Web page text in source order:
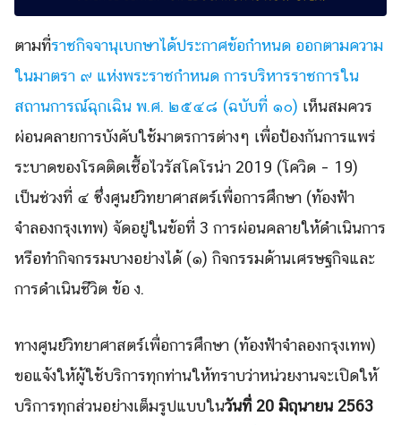
ตามที่ราชกิจจานุเบกษาได้ประกาศข้อกำหนด ออกตามความ
ในมาตรา ๙ แห่งพระราชกำหนด การบริหารราชการใน
สถานการณ์ฉุกเฉิน พ.ศ. ๒๕๔๘ (ฉบับที่ ๑๐) เห็นสมควร
ผ่อนคลายการบังคับใช้มาตรการต่างๆ เพื่อป้องกันการแพร่
ระบาดของโรคติดเชื้อไวรัสโคโรน่า 2019 (โควิด – 19)
เป็นช่วงที่ ๔ ซึ่งศูนย์วิทยาศาสตร์เพื่อการศึกษา (ท้องฟ้า
จำลองกรุงเทพ) จัดอยู่ในข้อที่ 3 การผ่อนคลายให้ดำเนินการ
หรือทำกิจกรรมบางอย่างได้ (๑) กิจกรรมด้านเศรษฐกิจและ
การดำเนินชีวิต ข้อ ง.
ทางศูนย์วิทยาศาสตร์เพื่อการศึกษา (ท้องฟ้าจำลองกรุงเทพ)
ขอแจ้งให้ผู้ใช้บริการทุกท่านให้ทราบว่าหน่วยงานจะเปิดให้
บริการทุกส่วนอย่างเต็มรูปแบบในวันที่ 20 มิถุนายน 2563